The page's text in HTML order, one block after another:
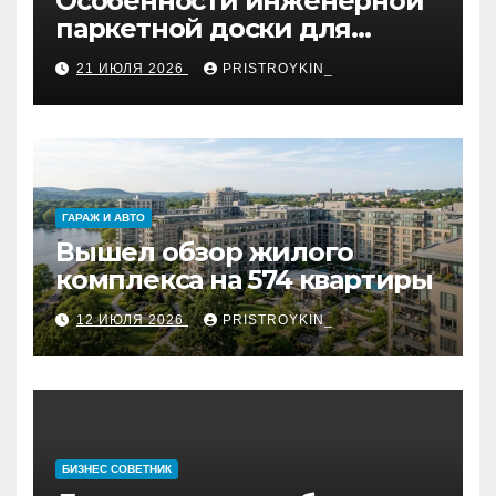
паркетной доски для
укладки французской
ёлкой
21 ИЮЛЯ 2026 PRISTROYKIN_
ГАРАЖ И АВТО
Вышел обзор жилого
комплекса на 574 квартиры
12 ИЮЛЯ 2026 PRISTROYKIN_
БИЗНЕС СОВЕТНИК